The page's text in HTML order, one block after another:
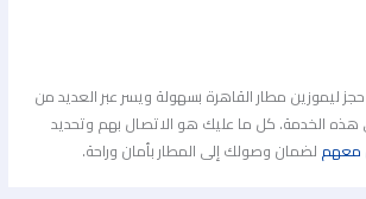
ليموزين مطار القاهرة بسهولة ويسر عبر العديد من
الخدمة. كل ما عليك هو الاتصال بهم وتحديد
لضمان وصولك إلى المطار بأمان وراحة.